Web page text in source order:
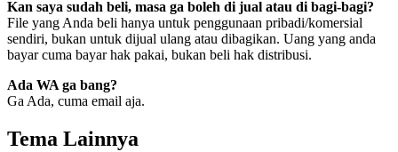
Kan saya sudah beli, masa ga boleh di jual atau di bagi-bagi?
File yang Anda beli hanya untuk penggunaan pribadi/komersial
sendiri, bukan untuk dijual ulang atau dibagikan. Uang yang anda
bayar cuma bayar hak pakai, bukan beli hak distribusi.
Ada WA ga bang?
Ga Ada, cuma email aja.
Tema Lainnya